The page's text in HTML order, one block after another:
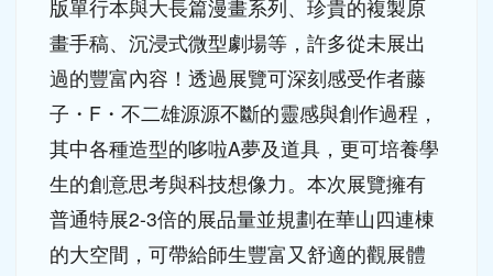
過的豐富內容！透過展覽可深刻感受作者藤
子・F・不二雄源源不斷的靈感與創作過程，
其中各種造型的哆啦A夢及道具，更可培養學
生的創意思考與科技想像力。本次展覽擁有
普通特展2-3倍的展品量並規劃在華山四連棟
的大空間，可帶給師生豐富又舒適的觀展體
驗。